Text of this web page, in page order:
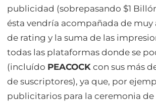
publicidad (sobrepasando $1
ésta vendría acompañada de muy
de rating y la suma de las
todas las plataformas donde se
(incluído PEACOCK con sus más
de suscriptores), ya que, por
publicitarios para la ceremonia de